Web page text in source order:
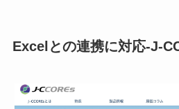
Excelとの連携に対応-J-